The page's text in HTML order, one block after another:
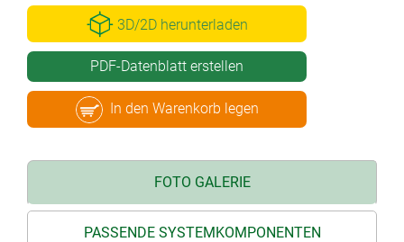
3D/2D herunterladen
PDF-Datenblatt erstellen
In den Warenkorb legen
FOTO GALERIE
PASSENDE SYSTEMKOMPONENTEN